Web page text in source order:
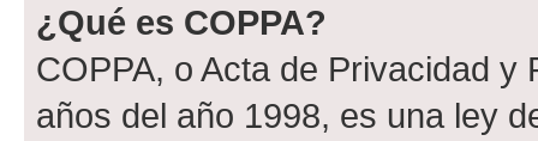
¿Qué es COPPA?
COPPA, o Acta de Privacidad
años del año 1998, es una ley